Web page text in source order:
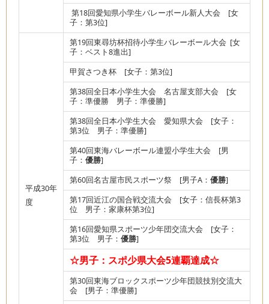
第18回愛知県小学生バレーボール新人大会 [女
子：第3位]
平成30年
度
第19回東尋坊杯招待小学生バレーボール大会 [女
子：ベスト8進出]
甲賀さつき杯 [女子：第3位]
第38回全日本小学生大会 名古屋支部大会 [女
子：準優勝 男子：準優勝]
第38回全日本小学生大会 愛知県大会 [女子：
第3位 男子：準優勝]
第40回東海バレーボール連盟小学生大会 [男
子： 優勝]
第60回名古屋市民スポーツ祭 [男子A： 優勝]
第17回近江の国合戦交流大会 [女子：信長杯第3
位 男子：家康杯第3位]
第16回愛知県スポーツ少年団交流大会 [女子：
第3位 男子： 優勝]
☆男子：スポ少県大会5連覇達成☆
第30回東海ブロックスポーツ少年団競技別交流大
会 [男子：準優勝]